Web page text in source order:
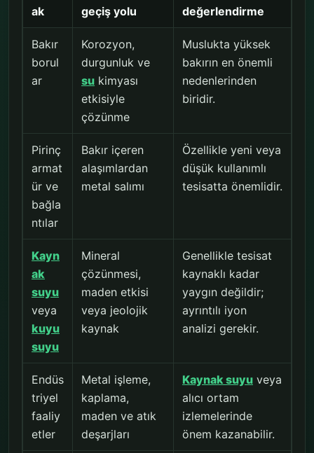
ak geçiş yolu değerlendirme
Bakır
borul
ar
Korozyon,
durgunluk ve
su kimyası
etkisiyle
çözünme
Muslukta yüksek
bakırın en önemli
nedenlerinden
biridir.
Pirinç
armat
ür ve
bağla
ntılar
Bakır içeren
alaşımlardan
metal salımı
Özellikle yeni veya
düşük kullanımlı
tesisatta önemlidir.
Kayn
ak
suyu
veya
kuyu
suyu
Mineral
çözünmesi,
maden etkisi
veya jeolojik
kaynak
Genellikle tesisat
kaynaklı kadar
yaygın değildir;
ayrıntılı iyon
analizi gerekir.
Endüs
triyel
faaliy
etler
Metal işleme,
kaplama,
maden ve atık
deşarjları
Kaynak suyu veya
alıcı ortam
izlemelerinde
önem kazanabilir.